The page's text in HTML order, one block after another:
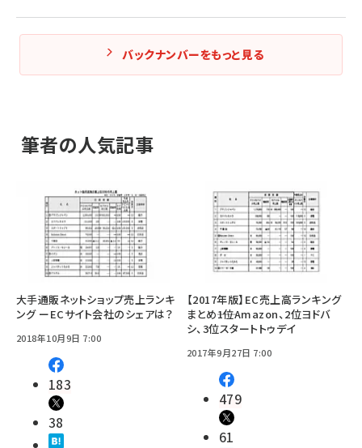
バックナンバーをもっと見る
筆者の人気記事
大手通販ネットショップ売上ランキ
ング ーECサイト会社のシェアは？
2018年10月9日 7:00
183
38
【2017年版】EC売上高ランキング
まとめ――1位Amazon、2位ヨドバ
シ、3位スタートトゥデイ
2017年9月27日 7:00
479
61